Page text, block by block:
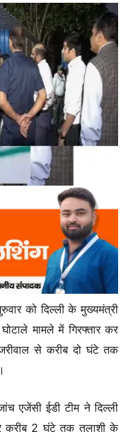
को दिल्ली के मुख्यमंत्री
मामले में गिरफ्तार कर
से करीब दो घंटे तक
एजेंसी ईडी टीम ने दिल्ली
करीब 2 घंटे तक तलाशी के